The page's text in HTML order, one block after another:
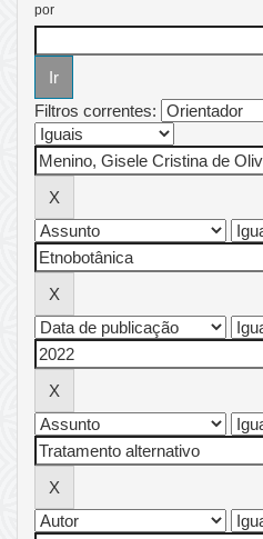
por
Filtros correntes: